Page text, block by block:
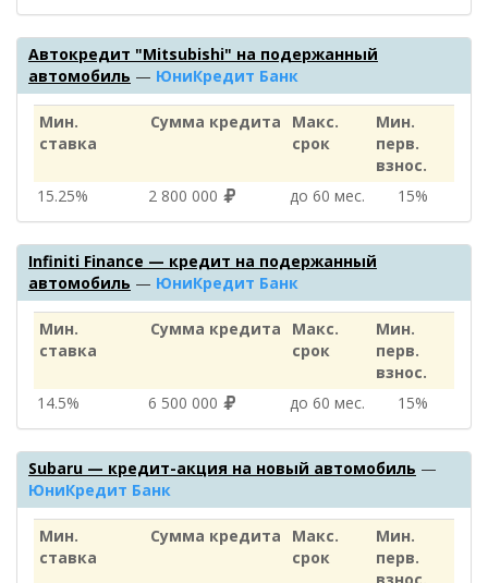
Автокредит "Mitsubishi" на подержанный
автомобиль — ЮниКредит Банк
Мин.
ставка
Сумма кредита
Макс.
срок
Мин.
перв.
взнос.
15.25%
2 800 000 до 60 мес. 15%
Infiniti Finance — кредит на подержанный
автомобиль — ЮниКредит Банк
Мин.
ставка
Сумма кредита
Макс.
срок
Мин.
перв.
взнос.
14.5%
6 500 000 до 60 мес. 15%
Subaru — кредит-акция на новый автомобиль —
ЮниКредит Банк
Мин.
ставка
Сумма кредита
Макс.
срок
Мин.
перв.